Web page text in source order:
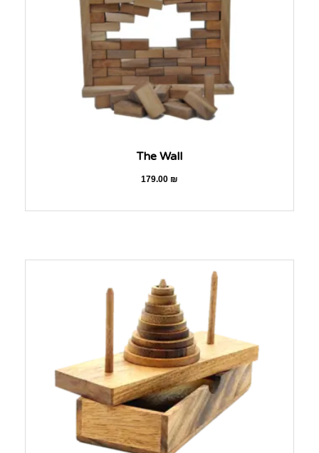
The Wall
179.00₪